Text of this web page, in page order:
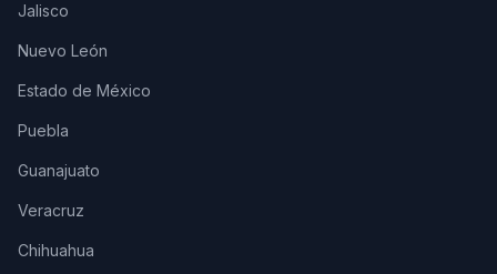
Jalisco
Nuevo León
Estado de México
Puebla
Guanajuato
Veracruz
Chihuahua